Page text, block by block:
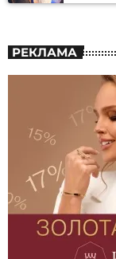
РЕКЛАМА